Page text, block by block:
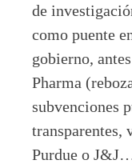
de
como puente
gobierno,
Pharma
subvenciones
transparentes,
Purdue o